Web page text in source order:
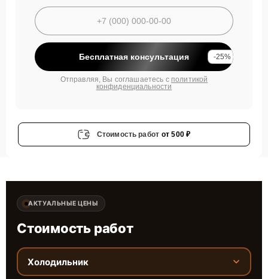
Бесплатная консультация -25%
Отправляя, Вы соглашаетесь с политикой
конфиденциальности
Стоимость работ от 500 ₽
АКТУАЛЬНЫЕ ЦЕНЫ
Стоимость работ
Холодильник